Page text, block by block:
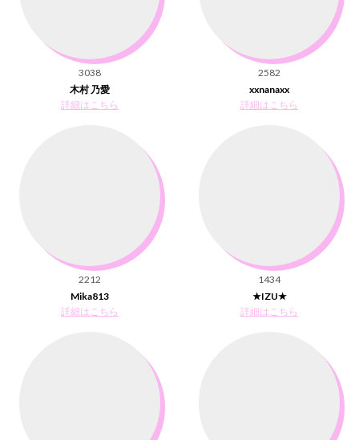
3038
木村 乃愛
詳細はこちら
2582
xxnanaxx
詳細はこちら
2212
Mika813
詳細はこちら
1434
★IZU★
詳細はこちら